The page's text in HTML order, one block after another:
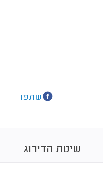
שתפו
שיטת הדירוג